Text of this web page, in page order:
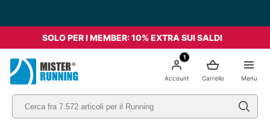
SOLO PER I MEMBER: 10% EXTRA SUI SALDI
Menu
Carrello
1
Account